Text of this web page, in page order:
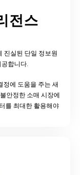
전스
진실된 단일 정보원
합니다.
에 도움을 주는 새
안정한 소매 시장에
를 최대한 활용해야